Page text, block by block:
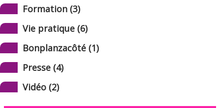
Formation (3)
Vie pratique (6)
Bonplanzacôté (1)
Presse (4)
Vidéo (2)